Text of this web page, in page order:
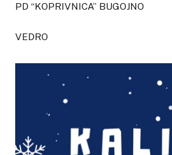
PD “KOPRIVNICA” BUGOJNO
VEDRO